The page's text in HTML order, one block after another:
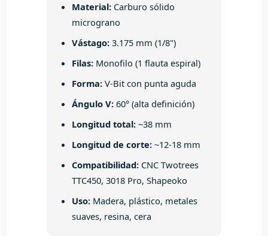
Material: Carburo sólido
micrograno
Vástago: 3.175 mm (1/8")
Filas: Monofilo (1 flauta espiral)
Forma: V-Bit con punta aguda
Ángulo V: 60° (alta definición)
Longitud total: ~38 mm
Longitud de corte: ~12-18 mm
Compatibilidad: CNC Twotrees
TTC450, 3018 Pro, Shapeoko
Uso: Madera, plástico, metales
suaves, resina, cera